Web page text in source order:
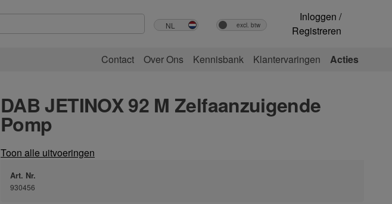
Inloggen /
Registreren
Contact Over Ons Kennisbank Klantervaringen
Acties
DAB JETINOX 92 M Zelfaanzuigende
Pomp
Toon alle uitvoeringen
Art. Nr.
930456